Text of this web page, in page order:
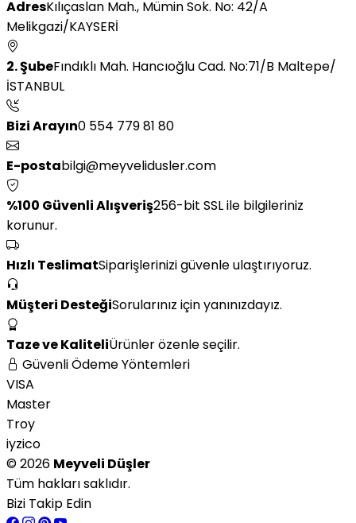
AdresKılıçaslan Mah., Mümin Sok. No: 42/A
Melikgazi/KAYSERİ
2. ŞubeFındıklı Mah. Hancıoğlu Cad. No:71/B Maltepe/
İSTANBUL
Bizi Arayın0 554 779 81 80
E-postabilgi@meyvelidusler.com
%100 Güvenli Alışveriş256-bit SSL ile bilgileriniz
korunur.
Hızlı TeslimatSiparişlerinizi güvenle ulaştırıyoruz.
Müşteri DesteğiSorularınız için yanınızdayız.
Taze ve KaliteliÜrünler özenle seçilir.
Güvenli Ödeme Yöntemleri
VISA
Master
Troy
iyzico
© 2026 Meyveli Düşler
Tüm hakları saklıdır.
Bizi Takip Edin